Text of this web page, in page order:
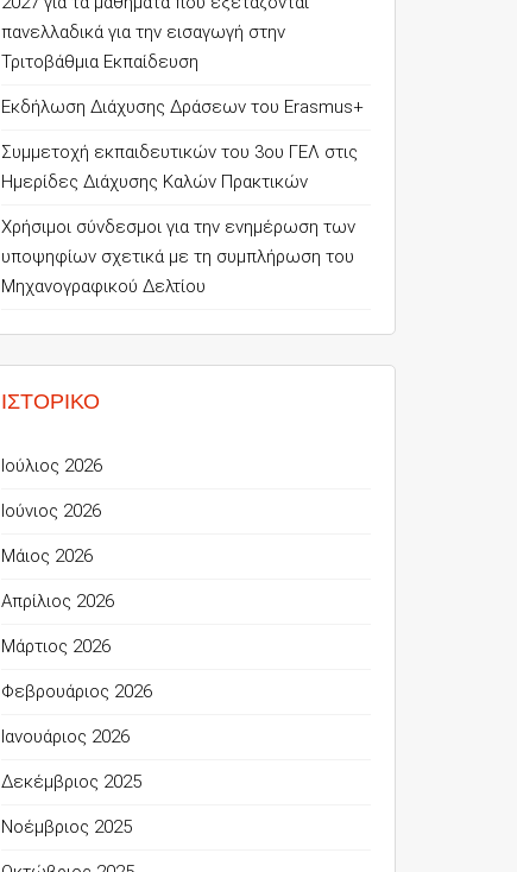
πανελλαδικά για την εισαγωγή στην
Τριτοβάθμια Εκπαίδευση
Εκδήλωση Διάχυσης Δράσεων του Erasmus+
Συμμετοχή εκπαιδευτικών του 3ου ΓΕΛ στις
Ημερίδες Διάχυσης Καλών Πρακτικών
Χρήσιμοι σύνδεσμοι για την ενημέρωση των
υποψηφίων σχετικά με τη συμπλήρωση του
Μηχανογραφικού Δελτίου
ΙΣΤΟΡΙΚΌ
Ιούλιος 2026
Ιούνιος 2026
Μάιος 2026
Απρίλιος 2026
Μάρτιος 2026
Φεβρουάριος 2026
Ιανουάριος 2026
Δεκέμβριος 2025
Νοέμβριος 2025